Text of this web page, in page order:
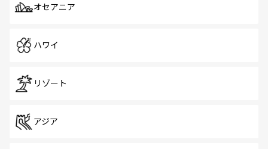
オセアニア
ハワイ
リゾート
アジア